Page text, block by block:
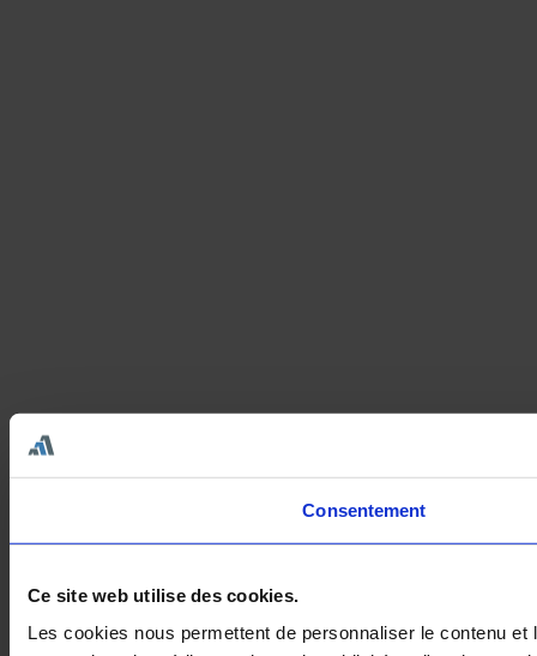
Consentement
Ce site web utilise des cookies.
Les cookies nous permettent de personnaliser le contenu